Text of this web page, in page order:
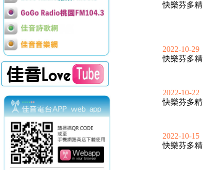
快樂芬多精
2022-10-29
快樂芬多精
2022-10-22
快樂芬多精
2022-10-15
快樂芬多精